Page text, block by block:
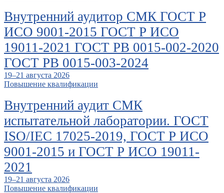
Внутренний аудитор СМК ГОСТ Р
ИСО 9001-2015 ГОСТ Р ИСО
19011-2021 ГОСТ РВ 0015-002-2020
ГОСТ РВ 0015-003-2024
19–21 августа 2026
Повышение квалификации
Внутренний аудит СМК
испытательной лаборатории. ГОСТ
ISO/IEC 17025-2019, ГОСТ Р ИСО
9001-2015 и ГОСТ Р ИСО 19011-
2021
19–21 августа 2026
Повышение квалификации